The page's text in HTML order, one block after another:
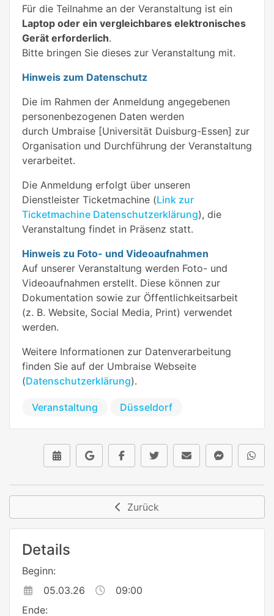
Für die Teilnahme an der Veranstaltung ist ein
Laptop oder ein vergleichbares elektronisches
Gerät erforderlich.
Bitte bringen Sie dieses zur Veranstaltung mit.
Hinweis zum Datenschutz
Die im Rahmen der Anmeldung angegebenen
personenbezogenen Daten werden
durch Umbraise [Universität Duisburg-Essen] zur
Organisation und Durchführung der Veranstaltung
verarbeitet.
Die Anmeldung erfolgt über unseren
Dienstleister Ticketmachine (Link zur
Ticketmachine Datenschutzerklärung), die
Veranstaltung findet in Präsenz statt.
Hinweis zu Foto- und Videoaufnahmen
Auf unserer Veranstaltung werden Foto- und
Videoaufnahmen erstellt. Diese können zur
Dokumentation sowie zur Öffentlichkeitsarbeit
(z. B. Website, Social Media, Print) verwendet
werden.
Weitere Informationen zur Datenverarbeitung
finden Sie auf der Umbraise Webseite
(Datenschutzerklärung).
Veranstaltung Düsseldorf
Zurück
Details
Beginn:
05.03.26
09:00
Ende: